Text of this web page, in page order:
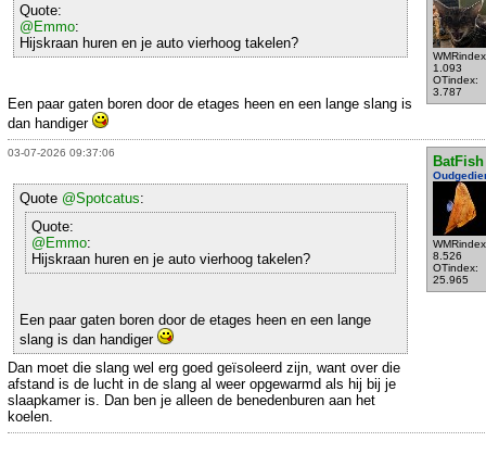
1.093
OTindex:
3.787
Quote:
@Emmo:
Hijskraan huren en je auto vierhoog takelen?
Een paar gaten boren door de etages heen en een lange slang is
dan handiger
03-07-2026 09:37:06
BatFish
8.526
OTindex:
25.965
Quote @Spotcatus:
Quote:
@Emmo:
Hijskraan huren en je auto vierhoog takelen?
Een paar gaten boren door de etages heen en een lange
slang is dan handiger
Dan moet die slang wel erg goed geïsoleerd zijn, want over die
afstand is de lucht in de slang al weer opgewarmd als hij bij je
slaapkamer is. Dan ben je alleen de benedenburen aan het
koelen.